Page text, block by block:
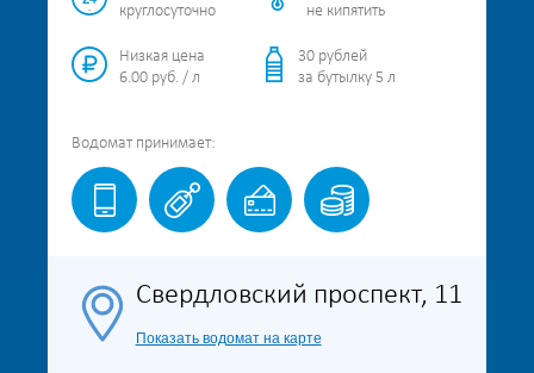
круглосуточно
не кипятить
Низкая цена
6.00 руб. / л
30 рублей
за бутылку 5 л
Водомат принимает:
Свердловский проспект, 11
Показать водомат на карте